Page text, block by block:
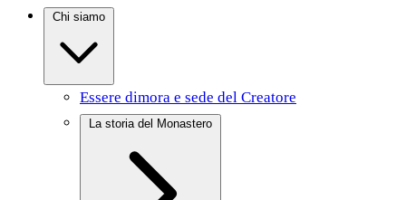
Essere dimora e sede del Creatore